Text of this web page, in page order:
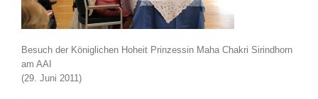
Besuch der Königlichen Hoheit Prinzessin Maha Chakri Sirindhorn
am AAI
(29. Juni 2011)